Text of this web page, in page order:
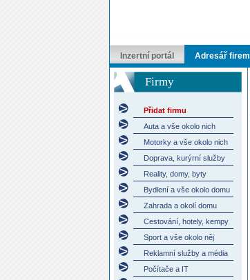
Inzertní portál Adresář firem
Firmy
Přidat firmu
Auta a vše okolo nich
Motorky a vše okolo nich
Doprava, kurýrní služby
Reality, domy, byty
Bydlení a vše okolo domu
Zahrada a okolí domu
Cestování, hotely, kempy
Sport a vše okolo něj
Reklamní služby a média
Počítače a IT